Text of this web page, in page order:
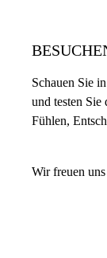
Schauen Sie
und testen Sie
Fühlen,
Wir freuen